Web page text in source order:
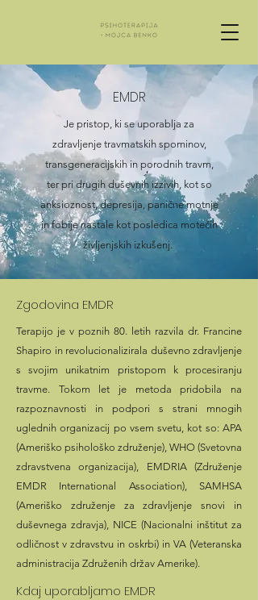
EMDR
Je pristop, ki se uporablja za
zdravljenje travmatskih spominov,
transgeneracijskih in porodnih travm,
ter pri drugih duševnih izzivih, kot so
anksioznost, depresija, panične motnje
in fobije nastale kot posledica motečih
življenjskih izkušenj.
Zgodovina EMDR
Terapijo je v poznih 80. letih razvila dr. Francine
Shapiro in revolucionalizirala duševno zdravljenje
s svojim unikatnim pristopom k procesiranju
travme. Tokom let je metoda pridobila na
razpoznavnosti in podpori s strani mnogih
uglednih organizacij po vsem svetu, kot so: APA
(Ameriško psihološko združenje), WHO (Svetovna
zdravstvena organizacija), EMDRIA (Združenje
EMDR International Association), SAMHSA
(Ameriško združenje za zdravljenje snovi in
duševnega zdravja), NICE (Nacionalni inštitut za
odličnost v zdravstvu in oskrbi) in VA (Veteranska
administracija Združenih držav Amerike).
Kdaj uporabljamo EMDR